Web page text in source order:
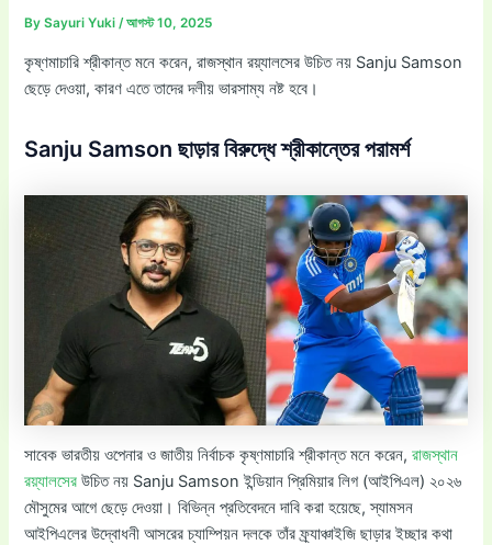
BySayuri Yuki/আগস্ট 10, 2025
কৃষ্ণমাচারি শ্রীকান্ত মনে করেন, রাজস্থান রয়্যালসের উচিত নয় Sanju Samson
ছেড়ে দেওয়া, কারণ এতে তাদের দলীয় ভারসাম্য নষ্ট হবে।
Sanju Samson ছাড়ার বিরুদ্ধে শ্রীকান্তের পরামর্শ
সাবেক ভারতীয় ওপেনার ও জাতীয় নির্বাচক কৃষ্ণমাচারি শ্রীকান্ত মনে করেন,রাজস্থান
রয়্যালসেরউচিত নয় Sanju Samson ইন্ডিয়ান প্রিমিয়ার লিগ (আইপিএল) ২০২৬
মৌসুমের আগে ছেড়ে দেওয়া। বিভিন্ন প্রতিবেদনে দাবি করা হয়েছে, স্যামসন
আইপিএলের উদ্বোধনী আসরের চ্যাম্পিয়ন দলকে তাঁর ফ্র্যাঞ্চাইজি ছাড়ার ইচ্ছার কথা